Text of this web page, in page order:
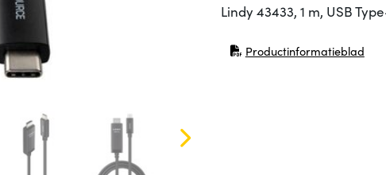
Lindy 43433, 1 m, USB
Productinformatieblad
(opent in nieuw venster)